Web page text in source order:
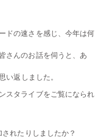
ドの速さを感じ、今年は何
さんのお話を伺うと、あ
い返しました。
スタライブをご覧になられ
れたりしましたか？